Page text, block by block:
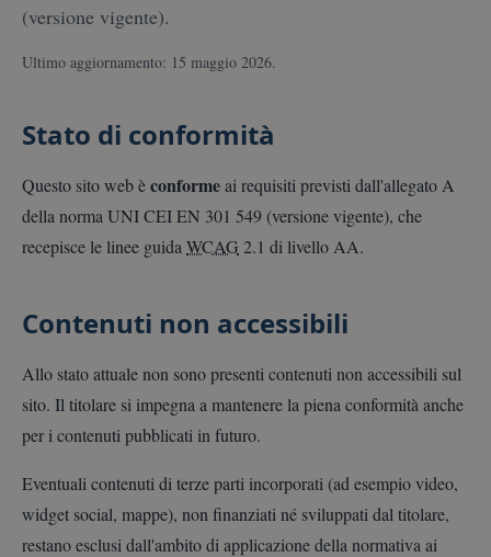
(versione vigente).
Ultimo aggiornamento: 15 maggio 2026.
Stato di conformità
Questo sito web èconformeai requisiti previsti dall'allegato A
della norma UNI CEI EN 301 549 (versione vigente), che
recepisce le linee guida WCAG 2.1 di livello AA.
Contenuti non accessibili
Allo stato attuale non sono presenti contenuti non accessibili sul
sito. Il titolare si impegna a mantenere la piena conformità anche
per i contenuti pubblicati in futuro.
Eventuali contenuti di terze parti incorporati (ad esempio video,
widget social, mappe), non finanziati né sviluppati dal titolare,
restano esclusi dall'ambito di applicazione della normativa ai